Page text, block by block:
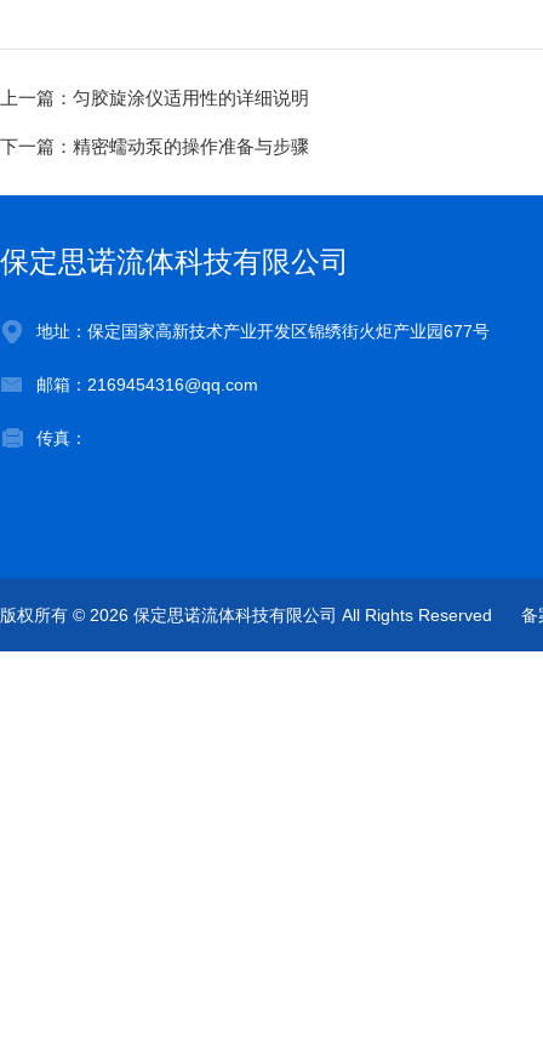
上一篇： 匀胶旋涂仪适用性的详细说明
下一篇： 精密蠕动泵的操作准备与步骤
保定思诺流体科技有限公司
地址：保定国家高新技术产业开发区锦绣街火炬产业园677号
邮箱：2169454316@qq.com
传真：
版权所有 © 2026 保定思诺流体科技有限公司 All Rights Reserved 备